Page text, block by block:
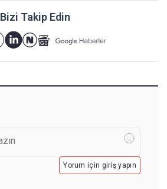
Bizi Takip Edin
Yorum için giriş yapın